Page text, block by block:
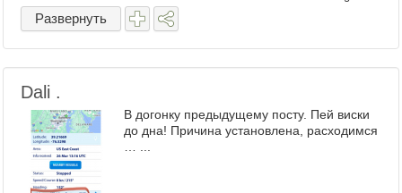
Развернуть
Dali .
В догонку предыдущему посту. Пей виски
до дна! Причина установлена, расходимся